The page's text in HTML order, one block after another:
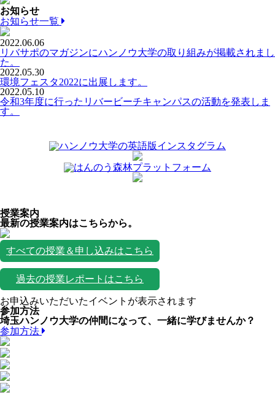
お知らせ
お知らせ一覧
2022.06.06
リバサポのマガジンにハンノウ大学の取り組みが掲載されまし
た。
2022.05.30
環境フェスタ2022に出展します。
2022.05.10
令和3年度に行ったリバービーチキャンパスの活動を発表しま
す。
授業案内
最新の授業案内はこちらから。
すべての授業＆申し込みはこちら
過去の授業レポートはこちら
お申込みいただいたイベントが表示されます
参加方法
埼玉ハンノウ大学の仲間になって、一緒に学びませんか？
参加方法